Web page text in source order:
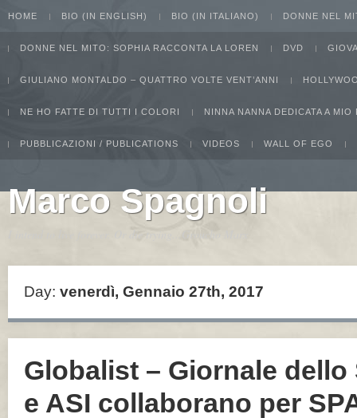
HOME BIO (IN ENGLISH) BIO (IN ITALIANO) DONNE NEL
DONNE NEL MITO: SOPHIA RACCONTA LA LOREN DVD
GIULIANO MONTALDO – QUATTRO VOLTE VENT’ANNI
NE HO FATTE DI TUTTI I COLORI NINNA NANNA DEDICATA A MIO
PUBBLICAZIONI / PUBLICATIONS VIDEOS WALL OF EGO
Marco Spagnoli
Day: venerdì, Gennaio 27th, 2017
Globalist – Giornale
e ASI collaborano per